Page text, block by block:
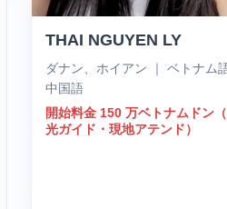
THAI NGUYEN LY
ダナン、ホイアン ｜ ベトナム語
中国語
開始料金 150 万ベトナムドン
光ガイド・現地アテンド）